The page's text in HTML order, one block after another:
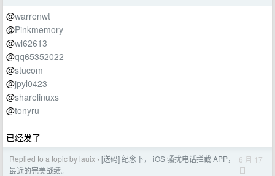
@warrenwt
@Pinkmemory
@wl62613
@qq65352022
@stucom
@jpyl0423
@sharelinuxs
@tonyru
已经发了
Replied to a topic by lauix › [送码] 纪念下， iOS 骚扰电话拦截 APP，
最近的完美战绩。
6 月 17
日